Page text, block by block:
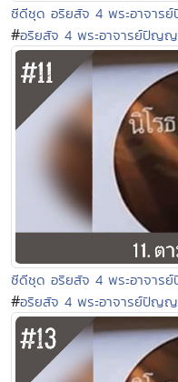
ซีดีชุด อริยสัจ 4 พระอาจา
#อริยสัจ 4 พระอาจารย์ปัญ
ซีดีชุด อริยสัจ 4 พระอาจา
#อริยสัจ 4 พระอาจารย์ปัญ